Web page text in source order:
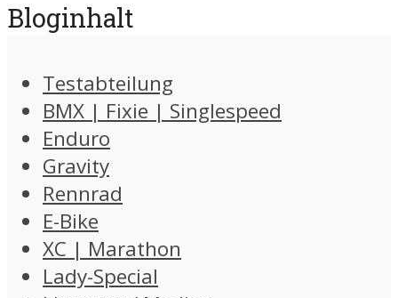
Bloginhalt
Testabteilung
BMX | Fixie | Singlespeed
Enduro
Gravity
Rennrad
E-Bike
XC | Marathon
Lady-Special